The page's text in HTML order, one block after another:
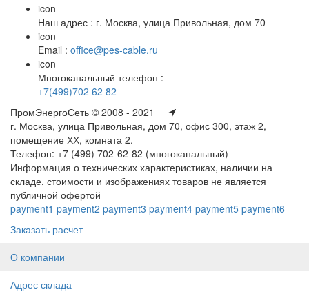
icon
Наш адрес : г. Москва, улица Привольная, дом 70
icon
Email : office@pes-cable.ru
icon
Многоканальный телефон :
+7(499)702 62 82
ПромЭнергоСеть © 2008 - 2021
г. Москва, улица Привольная, дом 70, офис 300, этаж 2,
помещение ХХ, комната 2.
Телефон: +7 (499) 702-62-82 (многоканальный)
Информация о технических характеристиках, наличии на
складе, стоимости и изображениях товаров не является
публичной офертой
payment1 payment2 payment3 payment4 payment5 payment6
Заказать расчет
О компании
Адрес склада